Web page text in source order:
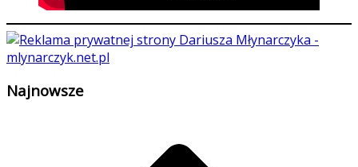
Najnowsze